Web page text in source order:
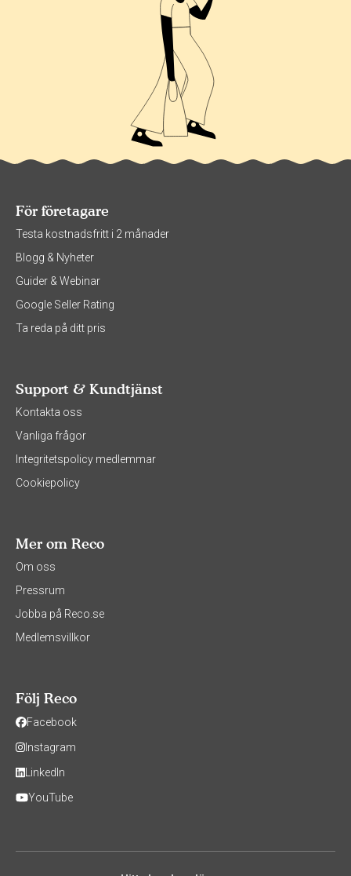
För företagare
Testa kostnadsfritt i 2 månader
Blogg & Nyheter
Guider & Webinar
Google Seller Rating
Ta reda på ditt pris
Support & Kundtjänst
Kontakta oss
Vanliga frågor
Integritetspolicy medlemmar
Cookiepolicy
Mer om Reco
Om oss
Pressrum
Jobba på Reco.se
Medlemsvillkor
Följ Reco
Facebook
Instagram
LinkedIn
YouTube